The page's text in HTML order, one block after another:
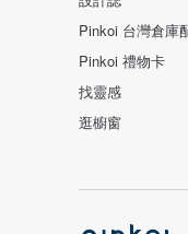
Pinkoi 台灣倉庫
Pinkoi 禮物卡
找靈感
逛櫥窗